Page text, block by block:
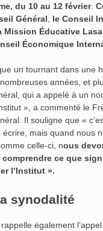
du 10 au 12 février.
Général le Conseil
Mission Éducative
Économique
un tournant dans une
années, et
qui a appelé à un
», a commenté le
Il souligne que «
mais quand nous
celle-ci, nous
ce que
l’Institut ».
synodalité
également l’appel